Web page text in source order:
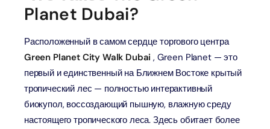
Planet Dubai?
Расположенный в самом сердце торгового центра
Green Planet City Walk Dubai , Green Planet — это
первый и единственный на Ближнем Востоке крытый
тропический лес — полностью интерактивный
биокупол, воссоздающий пышную, влажную среду
настоящего тропического леса. Здесь обитает более